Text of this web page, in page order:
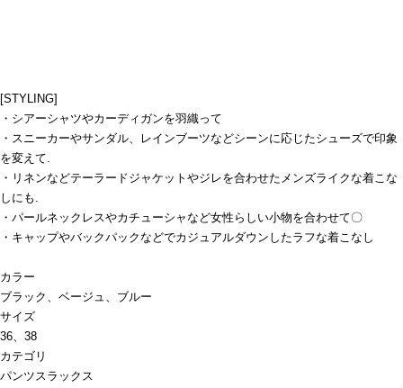
[STYLING]
・シアーシャツやカーディガンを羽織って
・スニーカーやサンダル、レインブーツなどシーンに応じたシューズで印象
を変えて.
・リネンなどテーラードジャケットやジレを合わせたメンズライクな着こな
しにも.
・パールネックレスやカチューシャなど女性らしい小物を合わせて〇
・キャップやバックパックなどでカジュアルダウンしたラフな着こなし
カラー
ブラック、ベージュ、ブルー
サイズ
36、38
カテゴリ
パンツスラックス